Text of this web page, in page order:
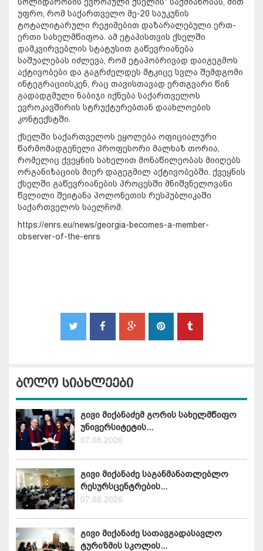
სოლიდარობის ევროპული ქსელის" საქმიანობას, მით
უფრო, რომ საქართველო მე-20 საუკუნის
ტოტალიტარული რეჟიმებით დაზარალებული ერთ-
ერთი სახელმწიფოა. ამ ეტაპისთვის ქსელში
დამკვირვებლის სტატუსით გაწევრიანება
საშუალებას იძლევა, რომ ეტაპობრივად დაიგეგმოს
აქტივობები და გაგრძელდეს მტკიცე სვლა შემდგომი
ინტეგრაციისკენ, რაც თავისთავად ერთგვარი წინ
გადადგმული ნაბიჯი იქნება საქართველოს
ევროკავშირის სტრუქტურებთან დაახლოების
კონტექსტში.
ქსელში საქართველოს ეყოლება ოფიციალური
წარმომადგენელი პროფესორი მალხაზ თორია,
რომელიც ქვეყნის სახელით მონაწილეობას მიიღებს
ორგანიზაციის მიერ დაგეგმილ აქტივობებში. ქვეყნის
ქსელში გაწევრიანების პროცესში მნიშვნელოვანი
წვლილი შეიტანა პოლონეთის რესპუბლიკაში
საქართველოს საელჩომ.
https://enrs.eu/news/georgia-becomes-a-member-
observer-of-the-enrs
ბოლო სიახლეები
გივი მიქანაძემ გორის სახელმწიფო
უნივერსიტეტის...
07.08.2026
გივი მიქანაძე საგანმანათლებლო
რესურსცენტრების...
07.08.2026
გივი მიქანაძე სათავგადასავლო
ტურიზმის სკოლის...